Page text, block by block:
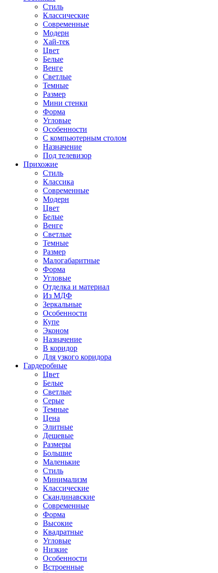
Стиль
Классические
Современные
Модерн
Хай-тек
Цвет
Белые
Венге
Светлые
Темные
Размер
Мини стенки
Форма
Угловые
Особенности
С компьютерным столом
Назначение
Под телевизор
Прихожие
Стиль
Классика
Современные
Модерн
Цвет
Белые
Венге
Светлые
Темные
Размер
Малогабаритные
Форма
Угловые
Отделка и материал
Из МДФ
Зеркальные
Особенности
Купе
Эконом
Назначение
В коридор
Для узкого коридора
Гардеробные
Цвет
Белые
Светлые
Серые
Темные
Цена
Элитные
Дешевые
Размеры
Большие
Маленькие
Стиль
Минимализм
Классические
Скандинавские
Современные
Форма
Высокие
Квадратные
Угловые
Низкие
Особенности
Встроенные